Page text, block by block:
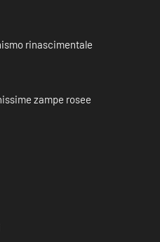
rinascimentale
zampe rosee